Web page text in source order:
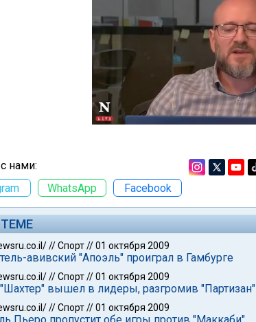
нами:
WhatsApp Facebook
//Спорт//01 октября 2009
авивский "Апоэль" проиграл в Гамбурге
//Спорт//01 октября 2009
вышел в лидеры, разгромив "Партизан"
//Спорт//01 октября 2009